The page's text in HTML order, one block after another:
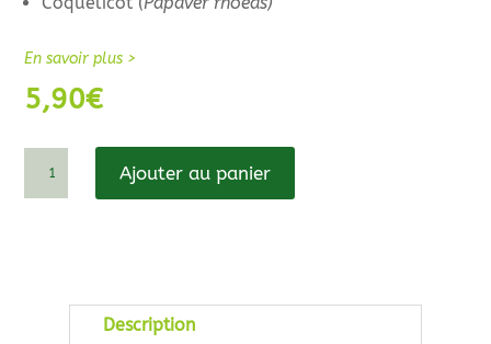
En savoir plus >
5,90€
Ajouter au panier
Description